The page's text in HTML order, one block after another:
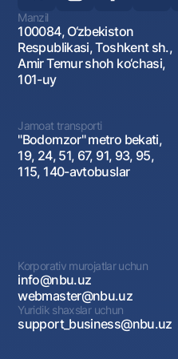
Manzil
100084, O‘zbekiston
Respublikasi, Toshkent sh.,
Amir Temur shoh ko‘chasi,
101-uy
Jamoat transporti
"Bodomzor" metro bekati,
19, 24, 51, 67, 91, 93, 95,
115, 140-avtobuslar
Korporativ murojatlar uchun
info@nbu.uz
webmaster@nbu.uz
Yuridik shaxslar uchun
support_business@nbu.uz